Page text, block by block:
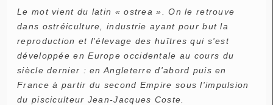
Le mot vient du latin « ostrea ». On le retrouve
dans ostréiculture, industrie ayant pour but la
reproduction et l'élevage des huîtres qui s'est
développée en Europe occidentale au cours du
siècle dernier : en Angleterre d'abord puis en
France à partir du second Empire sous l'impulsion
du pisciculteur Jean-Jacques Coste.